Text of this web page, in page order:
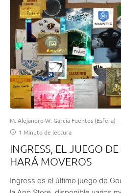
M. Alejandro W. García Fuentes (Esfera)
1 Minuto de lectura
INGRESS, EL JUEGO
HARÁ MOVEROS
Ingress es el último juego de